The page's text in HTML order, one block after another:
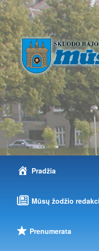
Pradžia
Mūsų žodžio
Prenumerata